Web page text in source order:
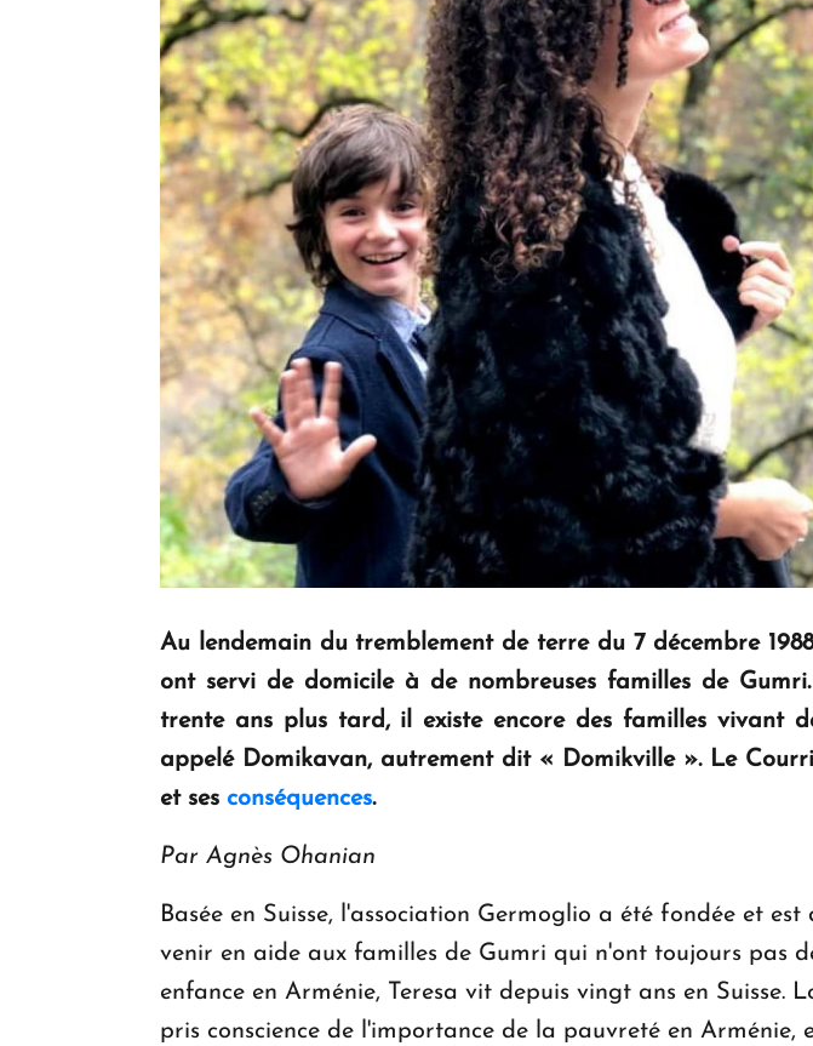
Au lendemain du tremblement de terre du 7 décembre
ont servi de domicile à de nombreuses familles de
trente ans plus tard, il existe encore des familles vivant
appelé Domikavan, autrement dit « Domikville ». Le
et ses conséquences.
Par Agnès Ohanian
Basée en Suisse, l'association Germoglio a été fondée et
venir en aide aux familles de Gumri qui n'ont toujours pas
enfance en Arménie, Teresa vit depuis vingt ans en
pris conscience de l'importance de la pauvreté en Arménie,